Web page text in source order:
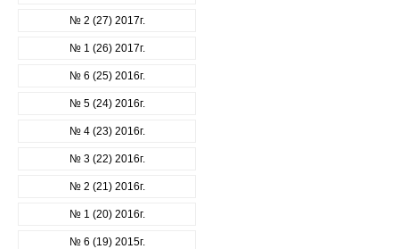
№ 2 (27) 2017г.
№ 1 (26) 2017г.
№ 6 (25) 2016г.
№ 5 (24) 2016г.
№ 4 (23) 2016г.
№ 3 (22) 2016г.
№ 2 (21) 2016г.
№ 1 (20) 2016г.
№ 6 (19) 2015г.